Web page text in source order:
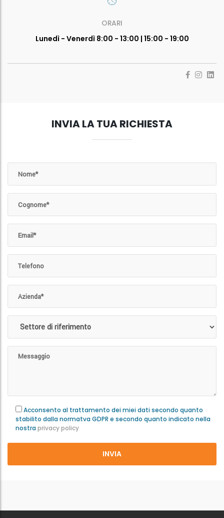
ORARI
Lunedì - Venerdì 8:00 - 13:00 | 15:00 - 19:00
INVIA LA TUA RICHIESTA
Acconsento al trattamento dei miei dati secondo quanto
stabilito dalla normatva GDPR e secondo quanto indicato nella
nostra privacy policy